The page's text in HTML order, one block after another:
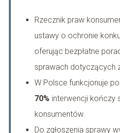
Rzecznik praw
ustawy o ochronie
oferując bezpłatne
sprawach dotyczących
W Polsce funkcjonuje
70% interwencji kończy
konsumentów.
Do zgłoszenia sprawy